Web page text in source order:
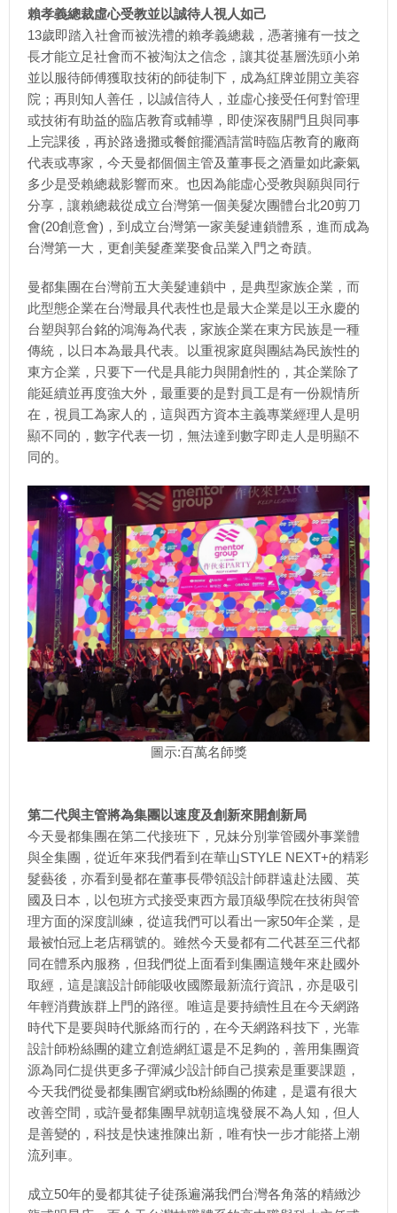
賴孝義總裁虛心受教並以誠待人視人如己
13歲即踏入社會而被洗禮的賴孝義總裁，憑著擁有一技之
長才能立足社會而不被淘汰之信念，讓其從基層洗頭小弟
並以服待師傅獲取技術的師徒制下，成為紅牌並開立美容
院；再則知人善任，以誠信待人，並虛心接受任何對管理
或技術有助益的臨店教育或輔導，即使深夜關門且與同事
上完課後，再於路邊攤或餐館擺酒請當時臨店教育的廠商
代表或專家，今天曼都個個主管及董事長之酒量如此豪氣
多少是受賴總裁影響而來。也因為能虛心受教與願與同行
分享，讓賴總裁從成立台灣第一個美髮次團體台北20剪刀
會(20創意會)，到成立台灣第一家美髮連鎖體系，進而成為
台灣第一大，更創美髮產業娶食品業入門之奇蹟。
曼都集團在台灣前五大美髮連鎖中，是典型家族企業，而
此型態企業在台灣最具代表性也是最大企業是以王永慶的
台塑與郭台銘的鴻海為代表，家族企業在東方民族是一種
傳統，以日本為最具代表。以重視家庭與團結為民族性的
東方企業，只要下一代是具能力與開創性的，其企業除了
能延續並再度強大外，最重要的是對員工是有一份親情所
在，視員工為家人的，這與西方資本主義專業經理人是明
顯不同的，數字代表一切，無法達到數字即走人是明顯不
同的。
圖示:百萬名師獎
第二代與主管將為集團以速度及創新來開創新局
今天曼都集團在第二代接班下，兄妹分別掌管國外事業體
與全集團，從近年來我們看到在華山STYLE NEXT+的精彩
髮藝後，亦看到曼都在董事長帶領設計師群遠赴法國、英
國及日本，以包班方式接受東西方最頂級學院在技術與管
理方面的深度訓練，從這我們可以看出一家50年企業，是
最被怕冠上老店稱號的。雖然今天曼都有二代甚至三代都
同在體系內服務，但我們從上面看到集團這幾年來赴國外
取經，這是讓設計師能吸收國際最新流行資訊，亦是吸引
年輕消費族群上門的路徑。唯這是要持續性且在今天網路
時代下是要與時代脈絡而行的，在今天網路科技下，光靠
設計師粉絲團的建立創造網紅還是不足夠的，善用集團資
源為同仁提供更多子彈減少設計師自己摸索是重要課題，
今天我們從曼都集團官網或fb粉絲團的佈建，是還有很大
改善空間，或許曼都集團早就朝這塊發展不為人知，但人
是善變的，科技是快速推陳出新，唯有快一步才能搭上潮
流列車。
成立50年的曼都其徒子徒孫遍滿我們台灣各角落的精緻沙